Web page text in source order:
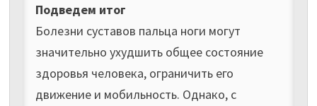
Подведем итог
Болезни суставов пальца ноги могут
значительно ухудшить общее состояние
здоровья человека, ограничить его
движение и мобильность. Однако, с